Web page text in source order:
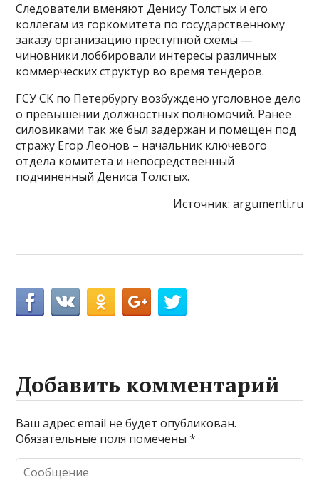
Следователи вменяют Денису Толстых и его
коллегам из горкомитета по государственному
заказу организацию преступной схемы —
чиновники лоббировали интересы различных
коммерческих структур во время тендеров.
ГСУ СК по Петербургу возбуждено уголовное дело
о превышении должностных полномочий. Ранее
силовиками так же был задержан и помещен под
стражу Егор Леонов – начальник ключевого
отдела комитета и непосредственный
подчиненный Дениса Толстых.
Источник: argumenti.ru
Добавить комментарий
Ваш адрес email не будет опубликован.
Обязательные поля помечены*